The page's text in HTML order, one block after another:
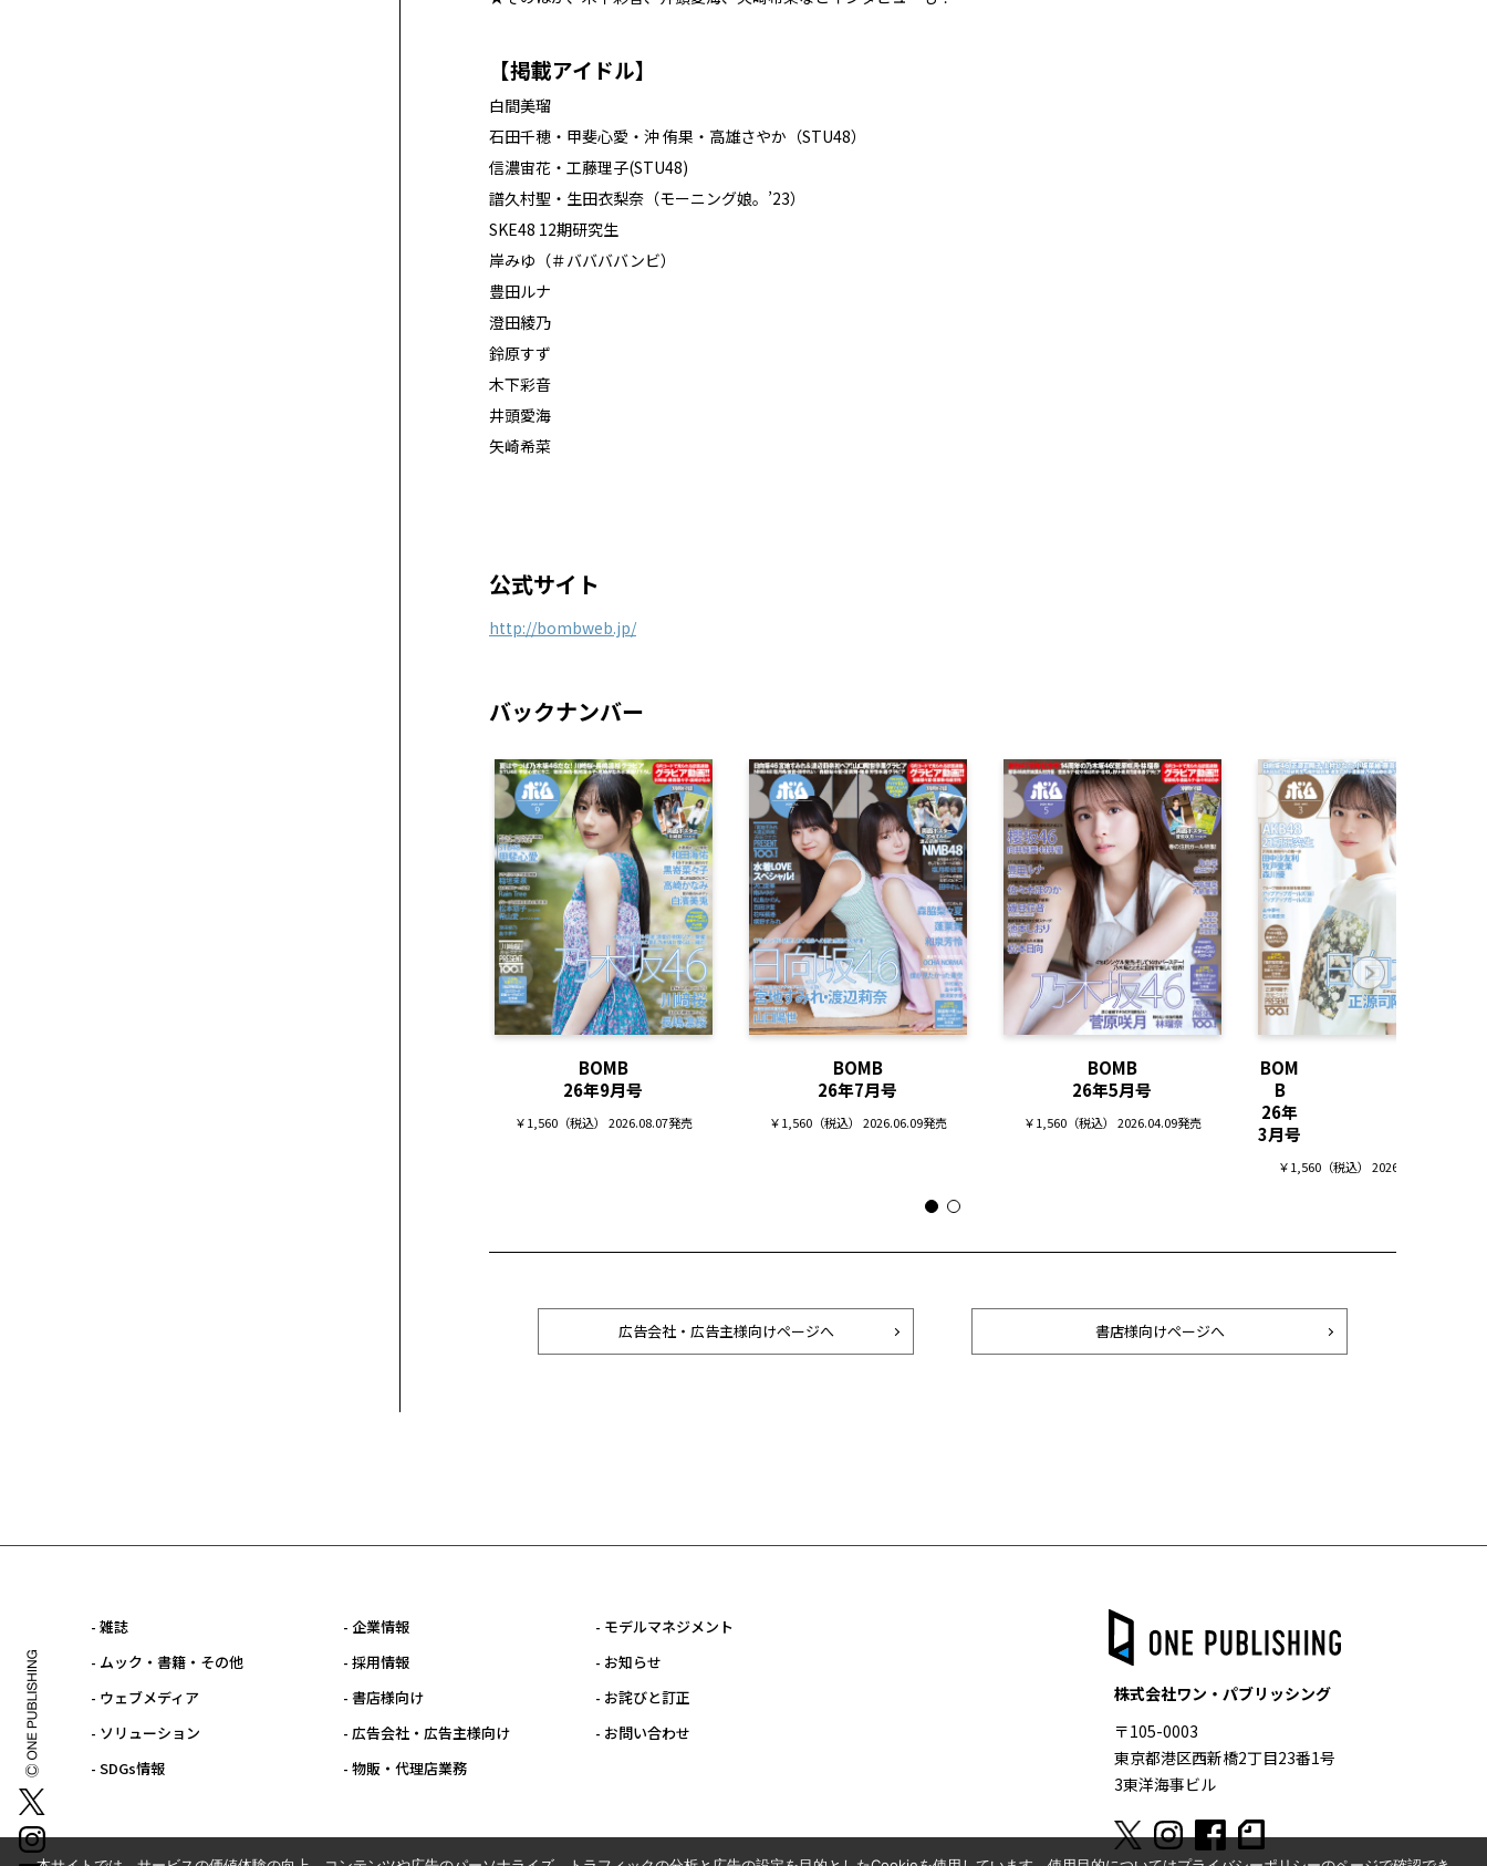
【掲載アイドル】
白間美瑠
石田千穂・甲斐心愛・沖 侑果・高雄さやか（STU48）
信濃宙花・工藤理子(STU48)
譜久村聖・生田衣梨奈（モーニング娘。’23）
SKE48 12期研究生
岸みゆ（＃ババババンビ）
豊田ルナ
澄田綾乃
鈴原すず
木下彩音
井頭愛海
矢崎希菜
公式サイト
http://bombweb.jp/
バックナンバー
BOMB
26年9月号
￥1,560（税込） 2026.08.07発売
BOMB
26年7月号
￥1,560（税込） 2026.06.09発売
BOMB
26年5月号
￥1,560（税込） 2026.04.09発売
BOM
B
26年
3月号
￥1,560（税込） 2026.02.09発売
広告会社・広告主様向けページへ 書店様向けページへ
- 雑誌
- ムック・書籍・その他
- ウェブメディア
- ソリューション
- SDGs情報
- 企業情報
- 採用情報
- 書店様向け
- 広告会社・広告主様向け
- 物販・代理店業務
- モデルマネジメント
- お知らせ
- お詫びと訂正
- お問い合わせ
株式会社ワン・パブリッシング
〒105-0003
東京都港区西新橋2丁目23番1号
3東洋海事ビル